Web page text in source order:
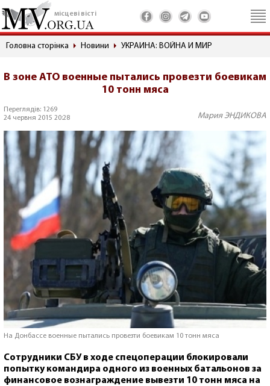
місцеві вісті
Головна сторінка Новини УКРАИНА: ВОЙНА И МИР
В зоне АТО военные пытались провезти боевикам
10 тонн мяса
Переглядів: 1269
24 червня 2015 20:28
Мария ЭНДИКОВА
На Донбассе военные пытались провезти боевикам 10 тонн мяса
Сотрудники СБУ в ходе спецоперации блокировали
попытку командира одного из военных батальонов за
финансовое вознаграждение вывезти 10 тонн мяса на